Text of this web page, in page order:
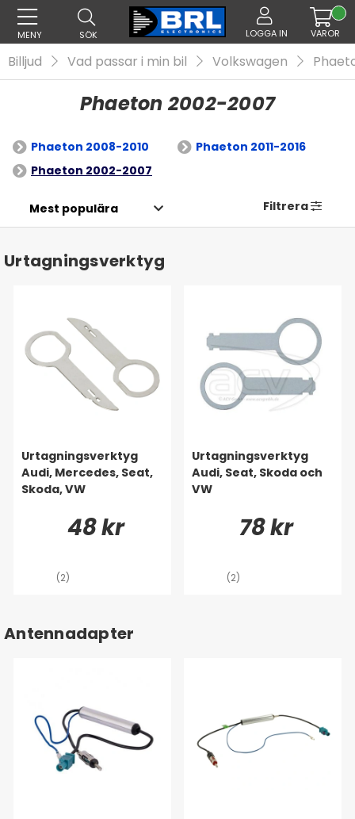
MENY SÖK LOGGA IN VAROR
Billjud Vad passar i min bil Volkswagen
Phaeton 2002-2007
Phaeton 2008-2010
Phaeton 2011-2016
Phaeton 2002-2007
Filtrera
Urtagningsverktyg
Urtagningsverktyg
Audi, Mercedes, Seat,
Skoda, VW
48 kr
(2)
Urtagningsverktyg
Audi, Seat, Skoda och
VW
78 kr
(2)
Antennadapter